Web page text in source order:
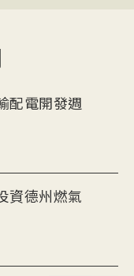
配電開發週
資德州燃氣